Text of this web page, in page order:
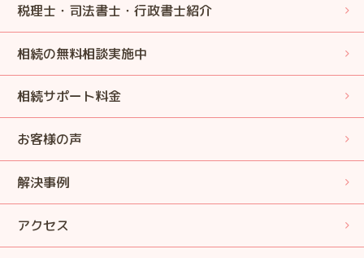
税理士・司法書士・行政書士紹介
相続の無料相談実施中
相続サポート料金
お客様の声
解決事例
アクセス